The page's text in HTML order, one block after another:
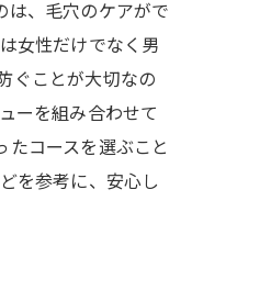
は、毛穴のケアがで
女性だけでなく男
ぐことが大切なの
ーを組み合わせて
コースを選ぶこと
を参考に、安心し